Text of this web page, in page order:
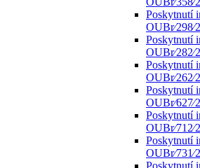
Poskytnutí
Poskytnutí
Poskytnutí
Poskytnutí
Poskytnutí
Poskytnutí
Poskytnutí